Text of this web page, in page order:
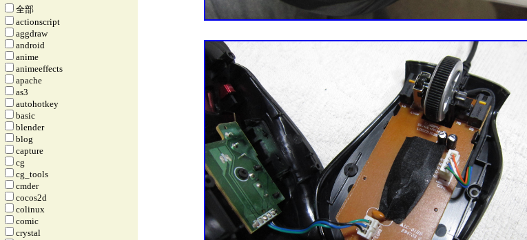
全部
actionscript
aggdraw
android
anime
animeeffects
apache
as3
autohotkey
basic
blender
blog
capture
cg
cg_tools
cmder
cocos2d
colinux
comic
crystal